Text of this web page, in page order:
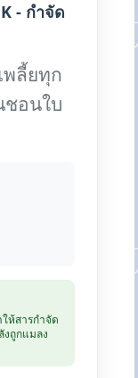
- กำจัด
พลี้ยทุก
อนใบ
ห้สารกำจัด
ถูกแมลง